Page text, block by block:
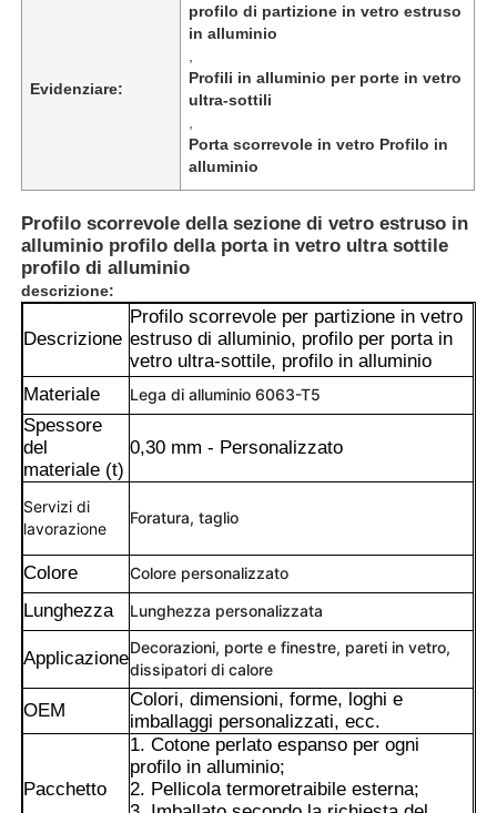
Casa
Prodotti
Evidenziare:
profilo di partizione in vetro estruso
in alluminio
Profili in alluminio per porte in vetro
ultra-sottili
Porta scorrevole in vetro Profilo in
alluminio
Profilo scorrevole della sezione di vetro estruso in
alluminio profilo della porta in vetro ultra sottile
profilo di alluminio
descrizione:
Descrizione
Profilo scorrevole per partizione in vetro
estruso di alluminio, profilo per porta in
vetro ultra-sottile, profilo in alluminio
Materiale
Lega di alluminio 6063-T5
Spessore
del
materiale (t)
0,30 mm - Personalizzato
Servizi di
lavorazione
Foratura, taglio
Colore Colore personalizzato
Lunghezza Lunghezza personalizzata
Applicazione
Decorazioni, porte e finestre, pareti in vetro,
dissipatori di calore
OEM
Colori, dimensioni, forme, loghi e
imballaggi personalizzati, ecc.
Pacchetto
1. Cotone perlato espanso per ogni
profilo in alluminio;
2. Pellicola termoretraibile esterna;